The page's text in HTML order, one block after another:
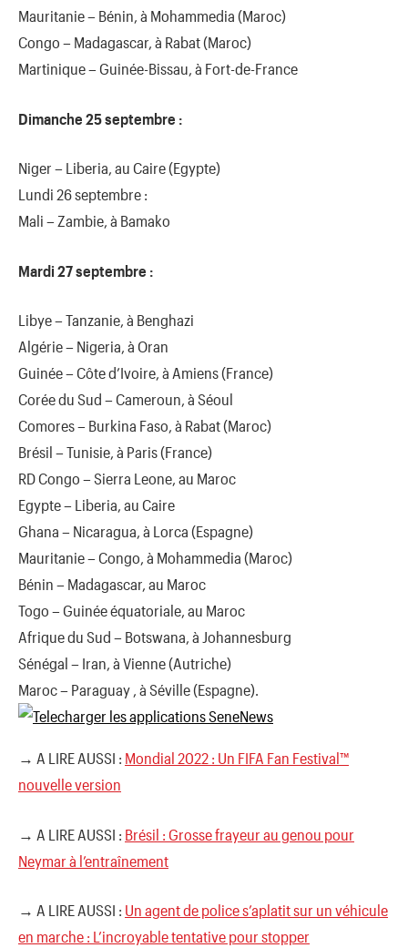
Mauritanie – Bénin, à Mohammedia (Maroc)
Congo – Madagascar, à Rabat (Maroc)
Martinique – Guinée-Bissau, à Fort-de-France
Dimanche 25 septembre :
Niger – Liberia, au Caire (Egypte)
Lundi 26 septembre :
Mali – Zambie, à Bamako
Mardi 27 septembre :
Libye – Tanzanie, à Benghazi
Algérie – Nigeria, à Oran
Guinée – Côte d’Ivoire, à Amiens (France)
Corée du Sud – Cameroun, à Séoul
Comores – Burkina Faso, à Rabat (Maroc)
Brésil – Tunisie, à Paris (France)
RD Congo – Sierra Leone, au Maroc
Egypte – Liberia, au Caire
Ghana – Nicaragua, à Lorca (Espagne)
Mauritanie – Congo, à Mohammedia (Maroc)
Bénin – Madagascar, au Maroc
Togo – Guinée équatoriale, au Maroc
Afrique du Sud – Botswana, à Johannesburg
Sénégal – Iran, à Vienne (Autriche)
Maroc – Paraguay , à Séville (Espagne).
→ A LIRE AUSSI : Mondial 2022 : Un FIFA Fan Festival™
nouvelle version
→ A LIRE AUSSI : Brésil : Grosse frayeur au genou pour
Neymar à l’entraînement
→ A LIRE AUSSI : Un agent de police s’aplatit sur un véhicule
en marche : L’incroyable tentative pour stopper